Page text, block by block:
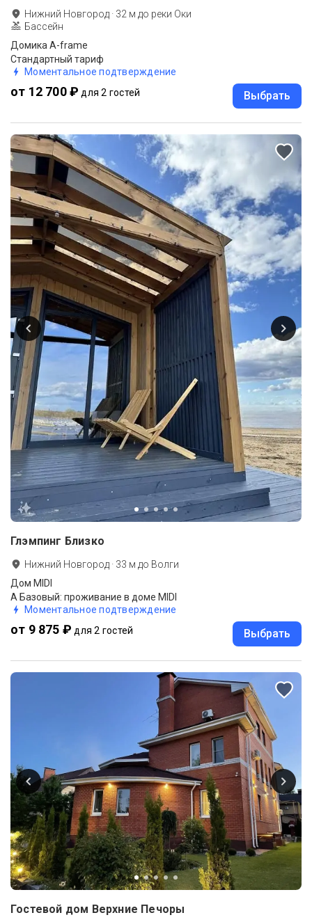
Нижний Новгород · 32 м до реки Оки
Бассейн
Домика A-frame
Стандартный тариф
Моментальное подтверждение
от 12 700 ₽ для 2 гостей Выбрать
Глэмпинг Близко
Нижний Новгород · 33 м до Волги
Дом MIDI
А Базовый: проживание в доме MIDI
Моментальное подтверждение
от 9 875 ₽ для 2 гостей Выбрать
Гостевой дом Верхние Печоры